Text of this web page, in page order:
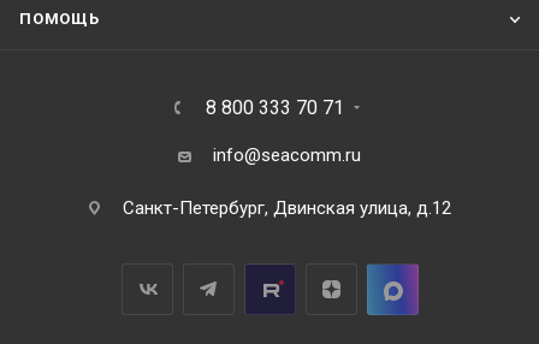
ПОМОЩЬ
8 800 333 70 71
info@seacomm.ru
Санкт-Петербург, Двинская улица, д.12